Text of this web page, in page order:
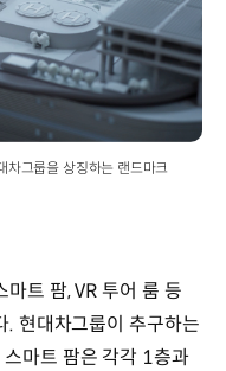
차그룹을 상징하는 랜드마크
트 팜, VR 투어 룸 등
. 현대차그룹이 추구하는
마트 팜은 각각 1층과